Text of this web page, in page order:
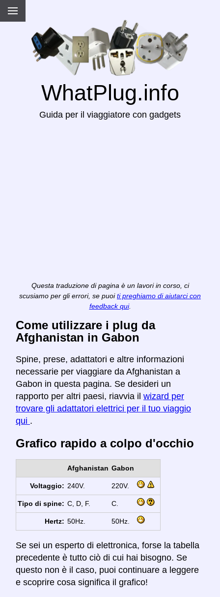
WhatPlug.info
Guida per il viaggiatore con gadgets
Questa traduzione di pagina è un lavori in corso, ci
scusiamo per gli errori, se puoi ti preghiamo di aiutarci con
feedback qui.
Come utilizzare i plug da
Afghanistan in Gabon
Spine, prese, adattatori e altre informazioni
necessarie per viaggiare da Afghanistan a
Gabon in questa pagina. Se desideri un
rapporto per altri paesi, riavvia il wizard per
trovare gli adattatori elettrici per il tuo viaggio
qui .
Grafico rapido a colpo d'occhio
Afghanistan Gabon
Voltaggio: 240V. 220V.
Tipo di spine: C, D, F. C.
Hertz: 50Hz. 50Hz.
Se sei un esperto di elettronica, forse la tabella
precedente è tutto ciò di cui hai bisogno. Se
questo non è il caso, puoi continuare a leggere
e scoprire cosa significa il grafico!